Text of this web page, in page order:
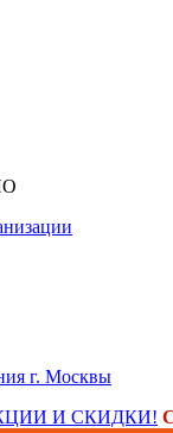
г. Москвы
И СКИДКИ!